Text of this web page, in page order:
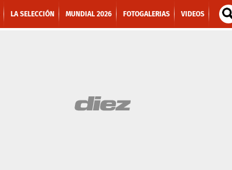
LA SELECCIÓN MUNDIAL 2026 FOTOGALERIAS VIDEOS